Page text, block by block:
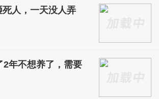
人，一天没人弄
2年不想养了，需要